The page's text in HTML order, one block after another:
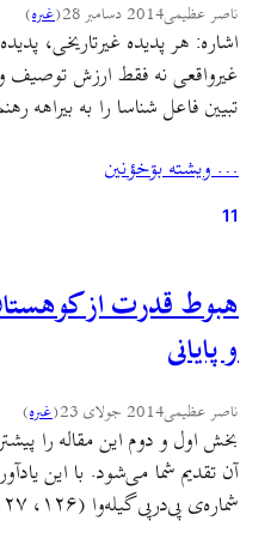
ناصر عظیمی2014 دسامبر 28 (غىره)
اشاره: هر پدیده غیرتاریخی،
غیرواقعی نه فقط ارزش توصیف و
تبیین فاعل شناسا را به بیراهه
اقتصادی، اجتماعی و فرهنگی از
و نمی‌توان آن…
… ويشته بۊخؤنين
11
هبوط قدرت از
و پایانی
ناصر عظیمی2014 جولای 23 (غىره)
بخش اول و دوم این مقاله را
آن تقدیم شما می‌شود. با این